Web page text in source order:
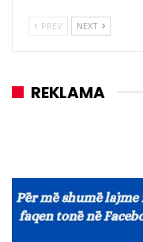
PREV NEXT
REKLAMA